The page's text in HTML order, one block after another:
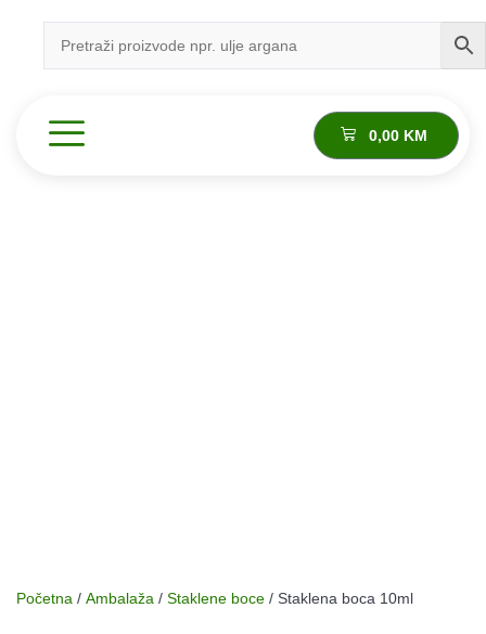
0,00 KM
Početna / Ambalaža / Staklene boce / Staklena boca 10ml